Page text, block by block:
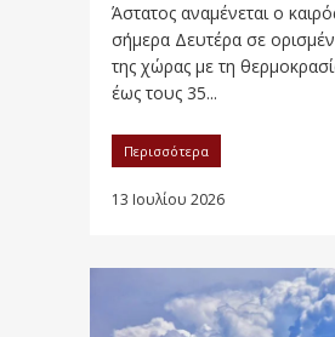
Άστατος αναμένεται ο
σήμερα Δευτέρα σε
της χώρας με τη
έως τους 35...
Περισσότερα
13 Ιουλίου 2026